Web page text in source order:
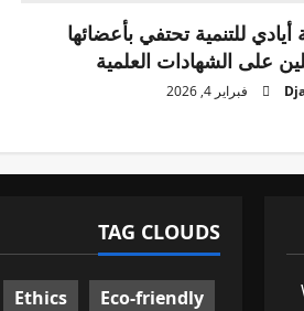
للتنمية تحتفي بأعضائها
على الشهادات العلمية
فبراير 4, 2026
TAG CLOUDS
Eco-friendly
Ethics